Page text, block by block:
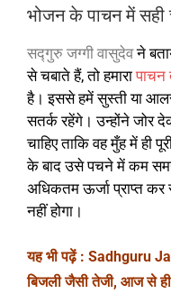
भोजन के पाचन में सही
सद्गुरु जग्गी वासुदेवने
से चबाते हैं, तो हमारापाचन
है। इससे हमें सुस्ती या
सतर्क रहेंगे। उन्होंने जोर
चाहिए ताकि वह मुँह में ही
के बाद उसे पचने में कम
अधिकतम ऊर्जा प्राप्त
नहीं होगा।
यह भी पढ़ें : Sadhguru
बिजली जैसी तेजी, आज से